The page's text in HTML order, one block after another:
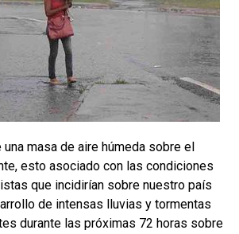
masa de aire húmeda sobre el
esto asociado con las condiciones
que incidirían sobre nuestro país
de intensas lluvias y tormentas
durante las próximas 72 horas sobre